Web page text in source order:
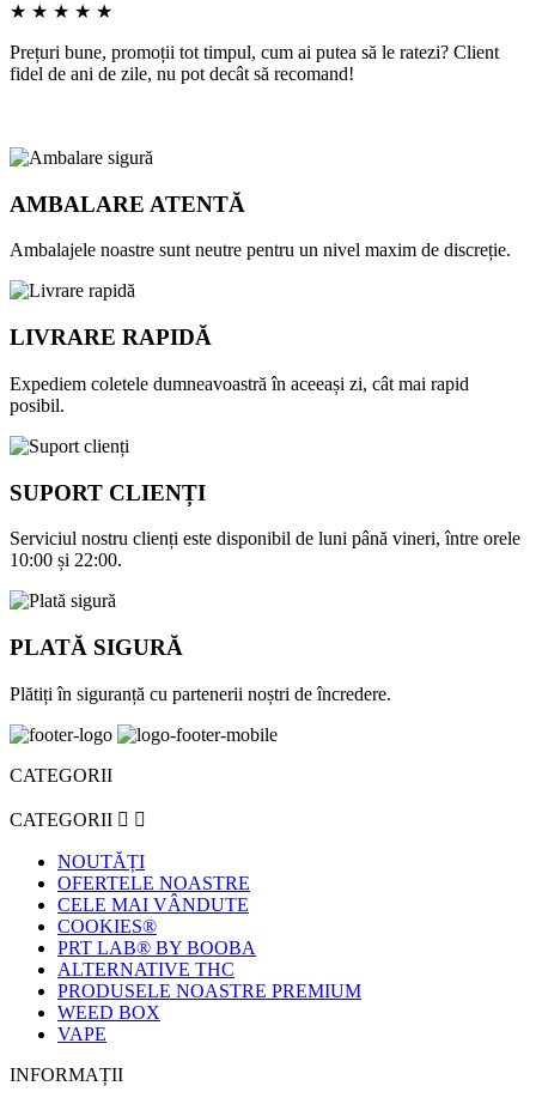
★ ★ ★ ★ ★
Prețuri bune, promoții tot timpul, cum ai putea să le ratezi? Client
fidel de ani de zile, nu pot decât să recomand!
AMBALARE ATENTĂ
Ambalajele noastre sunt neutre pentru un nivel maxim de discreție.
LIVRARE RAPIDĂ
Expediem coletele dumneavoastră în aceeași zi, cât mai rapid
posibil.
SUPORT CLIENȚI
Serviciul nostru clienți este disponibil de luni până vineri, între orele
10:00 și 22:00.
PLATĂ SIGURĂ
Plătiți în siguranță cu partenerii noștri de încredere.
CATEGORII
CATEGORII  
NOUTĂȚI
OFERTELE NOASTRE
CELE MAI VÂNDUTE
COOKIES®
PRT LAB® BY BOOBA
ALTERNATIVE THC
PRODUSELE NOASTRE PREMIUM
WEED BOX
VAPE
INFORMAȚII